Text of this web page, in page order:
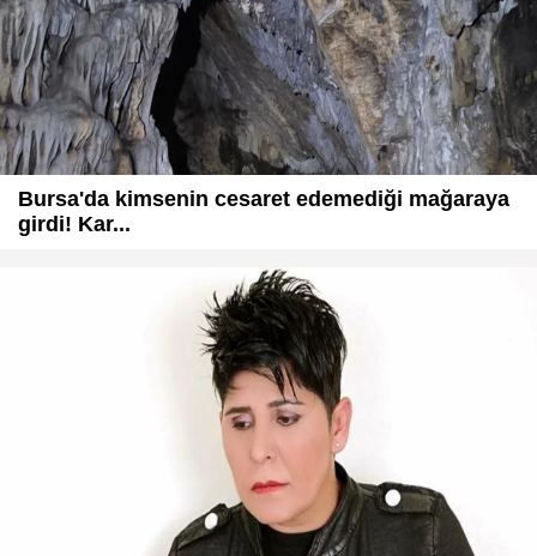
Bursa'da kimsenin cesaret edemediği mağaraya
girdi! Kar...